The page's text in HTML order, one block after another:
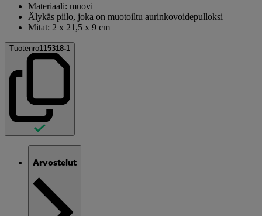
Materiaali: muovi
Älykäs piilo, joka on muotoiltu aurinkovoidepulloksi
Mitat: 2 x 21,5 x 9 cm
Tuotenro115318-1
Arvostelut